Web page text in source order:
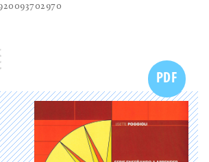
PDF